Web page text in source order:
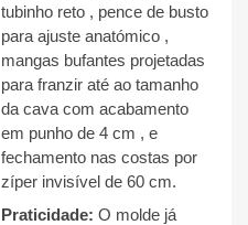
tubinho reto , pence de busto
para ajuste anatómico ,
mangas bufantes projetadas
para franzir até ao tamanho
da cava com acabamento
em punho de 4 cm , e
fechamento nas costas por
zíper invisível de 60 cm.
Praticidade: O molde já